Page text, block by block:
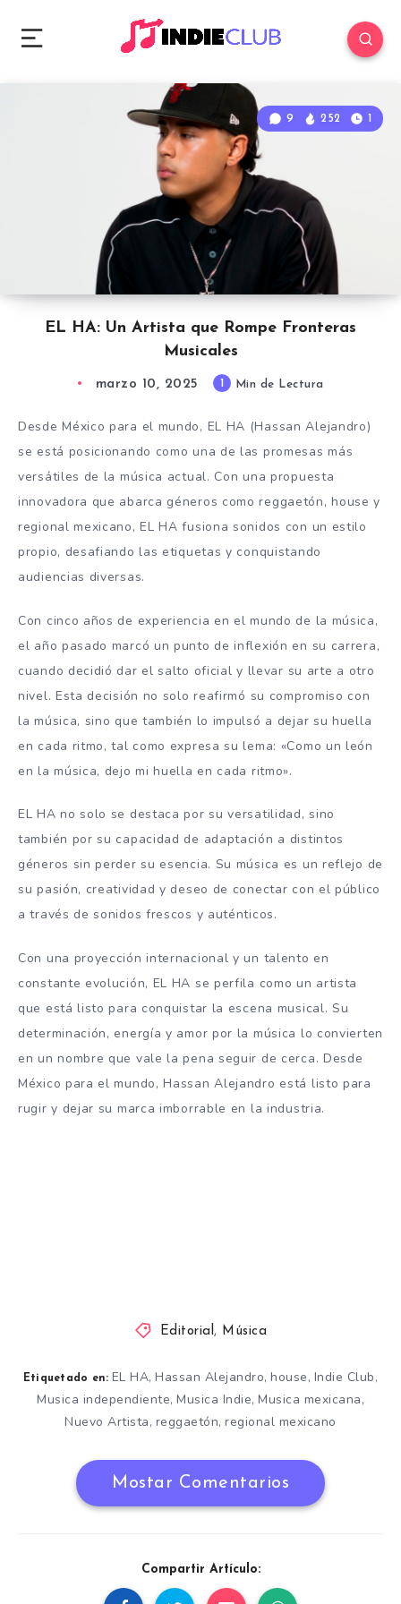
EL HA: Un Artista que Rompe Fronteras
Musicales
9 252 1
marzo 10, 2025 Min de Lectura
Desde México para el mundo, EL HA (Hassan Alejandro)
se está posicionando como una de las promesas más
versátiles de la música actual. Con una propuesta
innovadora que abarca géneros como reggaetón, house y
regional mexicano, EL HA fusiona sonidos con un estilo
propio, desafiando las etiquetas y conquistando
audiencias diversas.
Con cinco años de experiencia en el mundo de la música,
el año pasado marcó un punto de inflexión en su carrera,
cuando decidió dar el salto oficial y llevar su arte a otro
nivel. Esta decisión no solo reafirmó su compromiso con
la música, sino que también lo impulsó a dejar su huella
en cada ritmo, tal como expresa su lema: «Como un león
en la música, dejo mi huella en cada ritmo».
EL HA no solo se destaca por su versatilidad, sino
también por su capacidad de adaptación a distintos
géneros sin perder su esencia. Su música es un reflejo de
su pasión, creatividad y deseo de conectar con el público
a través de sonidos frescos y auténticos.
Con una proyección internacional y un talento en
constante evolución, EL HA se perfila como un artista
que está listo para conquistar la escena musical. Su
determinación, energía y amor por la música lo convierten
en un nombre que vale la pena seguir de cerca. Desde
México para el mundo, Hassan Alejandro está listo para
rugir y dejar su marca imborrable en la industria.
Editorial , Música
Etiquetado en: EL HA,Hassan Alejandro,house, Indie Club,
Musica independiente, Musica Indie, Musica mexicana,
Nuevo Artista, reggaetón,regional mexicano
Mostar Comentarios
Compartir Artículo: